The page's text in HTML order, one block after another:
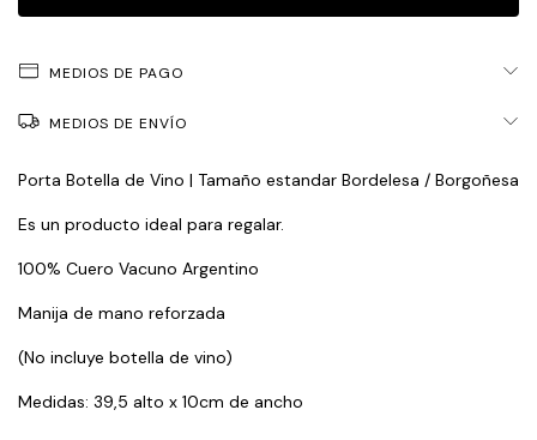
MEDIOS DE PAGO
MEDIOS DE ENVÍO
Porta Botella de Vino | Tamaño estandar Bordelesa / Borgoñesa
Es un producto ideal para regalar.
100% Cuero Vacuno Argentino
Manija de mano reforzada
(No incluye botella de vino)
Medidas: 39,5 alto x 10cm de ancho